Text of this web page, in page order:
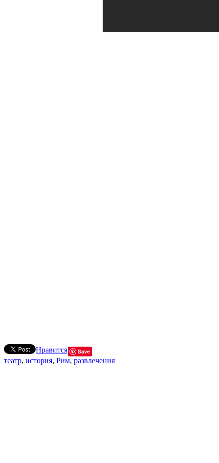
Нравится Save
театр, история, Рим, развлечения